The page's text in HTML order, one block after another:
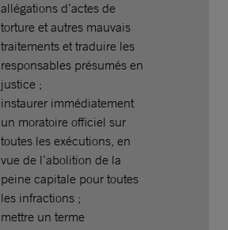
allégations d’actes de
torture et autres mauvais
traitements et traduire les
responsables présumés en
justice ;
instaurer immédiatement
un moratoire officiel sur
toutes les exécutions, en
vue de l’abolition de la
peine capitale pour toutes
les infractions ;
mettre un terme